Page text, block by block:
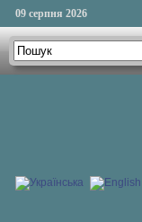
09 серпня 2026